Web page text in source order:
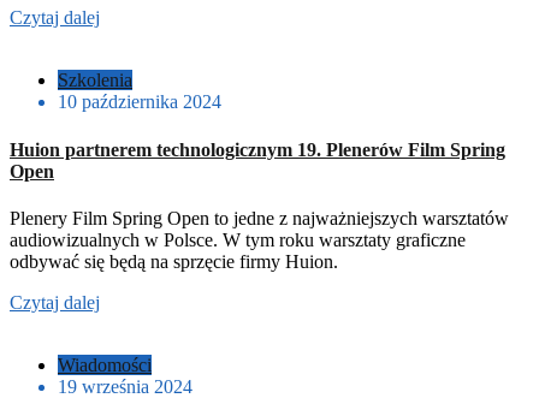
Czytaj dalej
Szkolenia
10 października 2024
Huion partnerem technologicznym 19. Plenerów Film Spring
Open
Plenery Film Spring Open to jedne z najważniejszych warsztatów
audiowizualnych w Polsce. W tym roku warsztaty graficzne
odbywać się będą na sprzęcie firmy Huion.
Czytaj dalej
Wiadomości
19 września 2024